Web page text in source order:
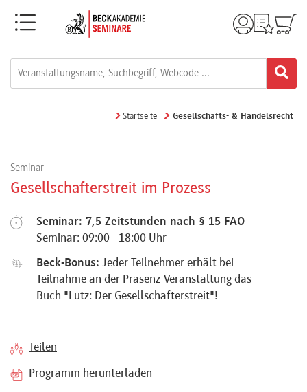
Menü
Learnings
Startseite Gesellschafts- & Handelsrecht
Seminar
Gesellschafterstreit im Prozess
Seminar: 7,5 Zeitstunden nach § 15 FAO
Seminar: 09:00 - 18:00 Uhr
Beck-Bonus: Jeder Teilnehmer erhält bei
Teilnahme an der Präsenz-Veranstaltung das
Buch "Lutz: Der Gesellschafterstreit"!
Teilen
Programm herunterladen